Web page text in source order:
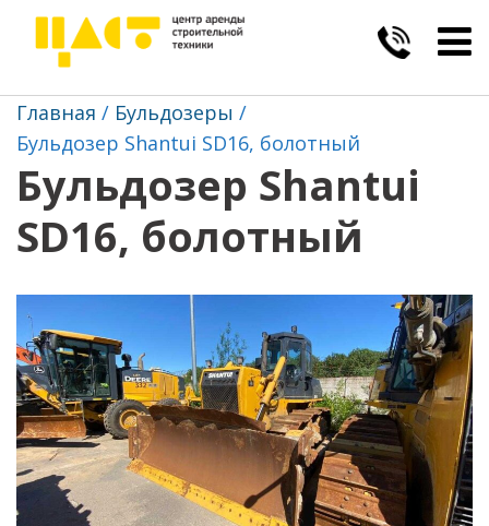
Главная
Бульдозеры
Бульдозер Shantui SD16, болотный
Бульдозер Shantui
SD16, болотный